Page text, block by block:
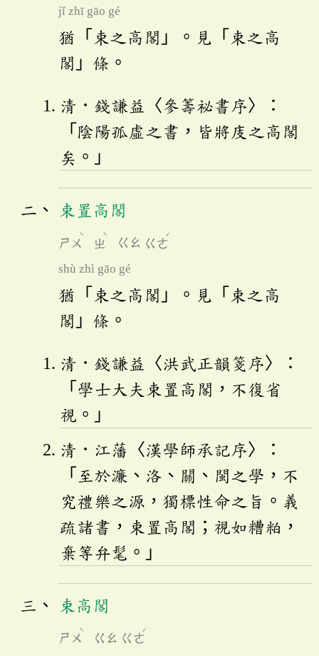
jǐ zhī gāo gé
猶「束之高閣」。見「束之高
閣」條。
清．錢謙益〈參籌祕書序〉：
「陰陽孤虛之書，皆將庋之高閣
矣。」
束置高閣
ㄕㄨ
ˋ
ㄓ
ˋ
ㄍㄠ ㄍㄜ
ˊ
shù zhì gāo gé
猶「束之高閣」。見「束之高
閣」條。
清．錢謙益〈洪武正韻箋序〉：
「學士大夫束置高閣，不復省
視。」
清．江藩〈漢學師承記序〉：
「至於濂、洛、關、閩之學，不
究禮樂之源，獨標性命之旨。義
疏諸書，束置高閣；視如糟粕，
棄等弁髦。」
束高閣
ㄕㄨ
ˋ
ㄍㄠ ㄍㄜ
ˊ